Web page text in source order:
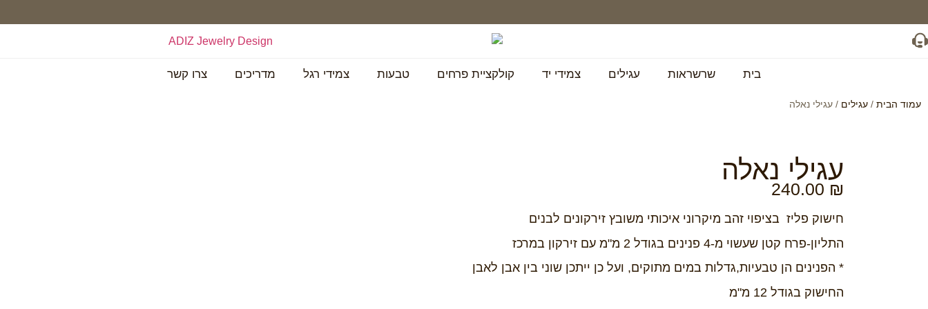
התאריכים
התאריכים
בית שרשראות עגילים צמידי יד קולקציית פרחים טבעות צמידי רגל מדריכים צרו קשר
עמוד הבית / עגילים / עגילי נאלה
עגילי נאלה
240.00 ₪
חישוק פליז בציפוי זהב מיקרוני איכותי משובץ זירקונים לבנים
התליון-פרח קטן שעשוי מ-4 פנינים בגודל 2 מ"מ עם זירקון במרכז
* הפנינים הן טבעיות,גדלות במים מתוקים, ועל כן ייתכן שוני בין אבן לאבן
החישוק בגודל 12 מ"מ